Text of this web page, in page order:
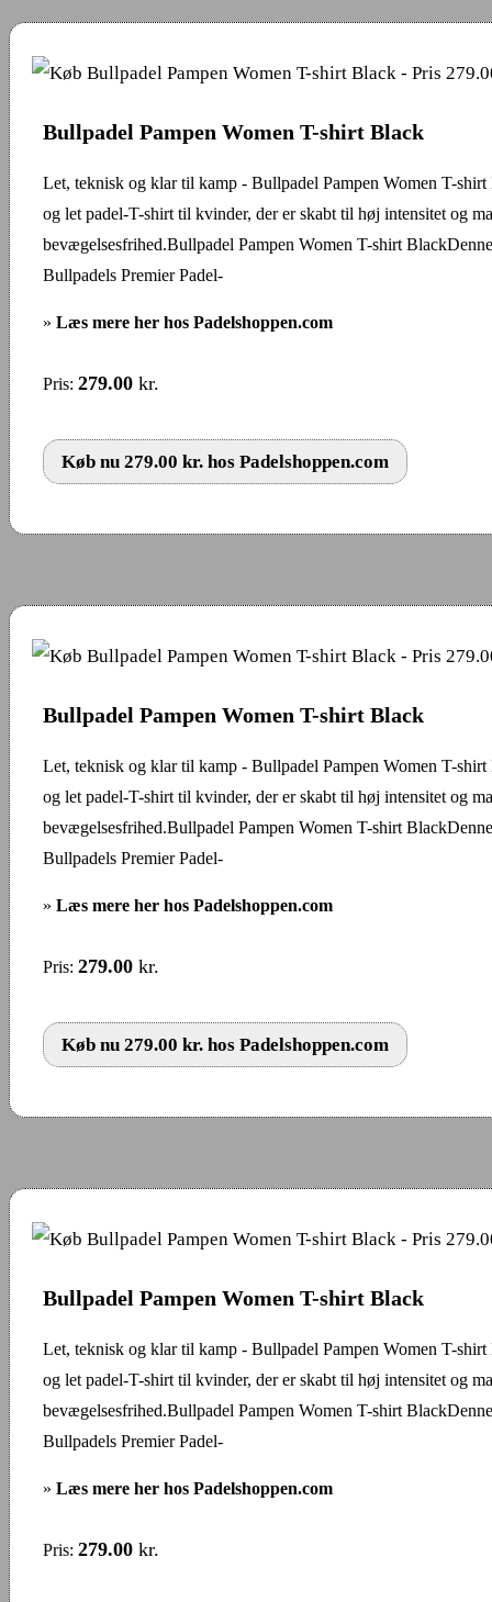
Bullpadel Pampen Women T-shirt Black
Let, teknisk og klar til kamp - Bullpadel Pampen Women T-
og let padel-T-shirt til kvinder, der er skabt til høj intensitet og
bevægelsesfrihed.Bullpadel Pampen Women T-shirt
Bullpadels Premier Padel-
» Læs mere her hos Padelshoppen.com
Pris: 279.00 kr.
Køb nu 279.00 kr. hos Padelshoppen.com
Bullpadel Pampen Women T-shirt Black
Let, teknisk og klar til kamp - Bullpadel Pampen Women T-
og let padel-T-shirt til kvinder, der er skabt til høj intensitet og
bevægelsesfrihed.Bullpadel Pampen Women T-shirt
Bullpadels Premier Padel-
» Læs mere her hos Padelshoppen.com
Pris: 279.00 kr.
Køb nu 279.00 kr. hos Padelshoppen.com
Bullpadel Pampen Women T-shirt Black
Let, teknisk og klar til kamp - Bullpadel Pampen Women T-
og let padel-T-shirt til kvinder, der er skabt til høj intensitet og
bevægelsesfrihed.Bullpadel Pampen Women T-shirt
Bullpadels Premier Padel-
» Læs mere her hos Padelshoppen.com
Pris: 279.00 kr.